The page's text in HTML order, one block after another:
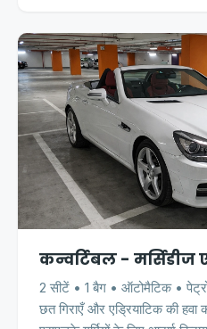
कन्वर्टिबल -
2 सीटें • 1 बैग • ऑटोमैटिक •
छत गिराएँ और एड्रियाटिक की